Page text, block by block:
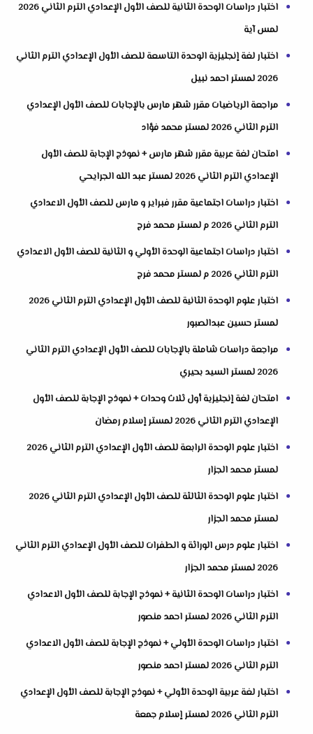
اختبار دراسات الوحدة الثانية للصف الأول الإعدادي الترم الثاني 2026
لمس آية
اختبار لغة إنجليزية الوحدة التاسعة للصف الأول الإعدادي الترم الثاني
2026 لمستر احمد نبيل
مراجعة الرياضيات مقرر شهر مارس بالإجابات للصف الأول الإعدادي
الترم الثاني 2026 لمستر محمد فؤاد
امتحان لغة عربية مقرر شهر مارس + نموذج الإجابة للصف الأول
الإعدادي الترم الثاني 2026 لمستر عبد الله الجرايحي
اختبار دراسات اجتماعية مقرر فبراير و مارس للصف الأول الاعدادي
الترم الثاني 2026 م لمستر محمد فرج
اختبار دراسات اجتماعية الوحدة الأولي و الثانية للصف الأول الاعدادي
الترم الثاني 2026 م لمستر محمد فرج
اختبار علوم الوحدة الثانية للصف الأول الإعدادي الترم الثاني 2026
لمستر حسين عبدالصبور
مراجعة دراسات شاملة بالإجابات للصف الأول الإعدادي الترم الثاني
2026 لمستر السيد بحيري
امتحان لغة إنجليزية أول ثلاث وحدات + نموذج الإجابة للصف الأول
الإعدادي الترم الثاني 2026 لمستر إسلام رمضان
اختبار علوم الوحدة الرابعة للصف الأول الإعدادي الترم الثاني 2026
لمستر محمد الجزار
اختبار علوم الوحدة الثالثة للصف الأول الإعدادي الترم الثاني 2026
لمستر محمد الجزار
اختبار علوم درس الوراثة و الطفرات للصف الأول الإعدادي الترم الثاني
2026 لمستر محمد الجزار
اختبار دراسات الوحدة الثانية + نموذج الإجابة للصف الأول الاعدادي
الترم الثاني 2026 لمستر احمد منصور
اختبار دراسات الوحدة الأولي + نموذج الإجابة للصف الأول الاعدادي
الترم الثاني 2026 لمستر احمد منصور
اختبار لغة عربية الوحدة الأولي + نموذج الإجابة للصف الأول الإعدادي
الترم الثاني 2026 لمستر إسلام جمعة